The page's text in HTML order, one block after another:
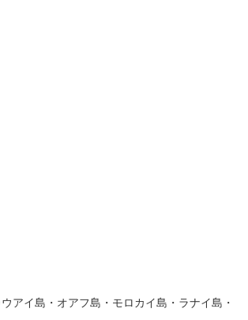
アイ島・オアフ島・モロカイ島・ラナイ島・